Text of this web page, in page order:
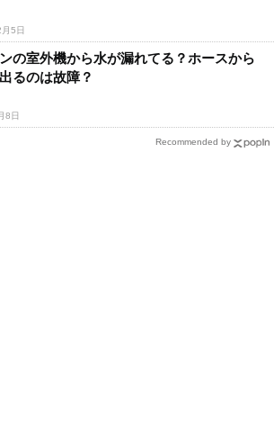
5日
の室外機から水が漏れてる？ホースから
るのは故障？
8日
Recommended by